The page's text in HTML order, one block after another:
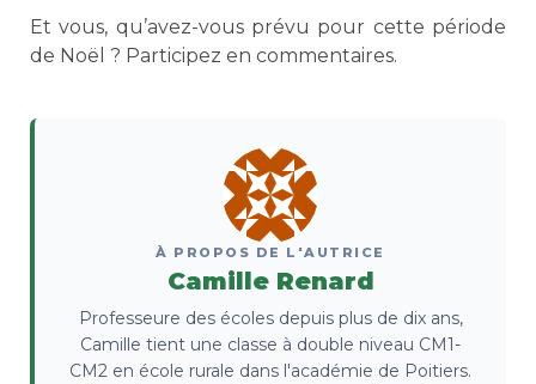
Et vous, qu’avez-vous prévu pour cette période
de Noël ? Participez en commentaires.
À PROPOS DE L'AUTRICE
Camille Renard
Professeure des écoles depuis plus de dix ans,
Camille tient une classe à double niveau CM1-
CM2 en école rurale dans l'académie de Poitiers.